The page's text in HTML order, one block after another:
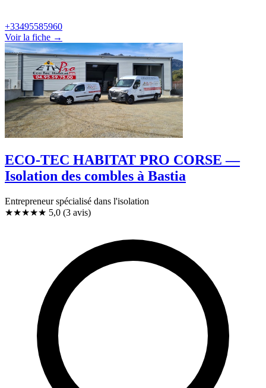
+33495585960
Voir la fiche →
ECO-TEC HABITAT PRO CORSE —
Isolation des combles à Bastia
Entrepreneur spécialisé dans l'isolation
★★★★★ 5,0 (3 avis)